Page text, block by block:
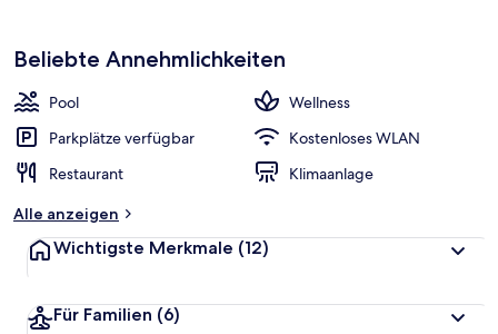
Beliebte Annehmlichkeiten
Pool
Wellness
Parkplätze verfügbar
Kostenloses WLAN
Restaurant
Klimaanlage
Alle anzeigen
Wichtigste Merkmale (12)
Für Familien (6)